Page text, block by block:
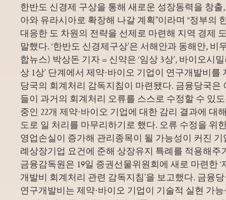
한반도 신경제 구상을 통해 새로운 성장동력을 창
아와 유라시아로 확장해 나갈 계획”이라며 “정부의
대응한 도 차원의 전략을 선제로 마련해 지역 경제
말했다. ‘한반도 신경제구상’은 서해안과 동해안, 비
합뉴스) 박상돈 기자 = 신약은 ‘임상 3상’, 바이오시
상 1상’ 단계에서 제약·바이오 기업이 연구개발비
당국의 회계처리 감독지침이 마련됐다. 금융당국은
들이 과거의 회계처리 오류를 스스로 수정할 수 있
중인 22개 제약·바이오 기업에 대한 감리 결과에 대
도로 일 처리를 마무리하기로 했다. 오류 수정을 위
영업손실이 증가해 관리종목이 될 가능성이 커진
례상장기업 요건에 준해 상장유지 특례를 적용해주
금융감독원은 19일 증권선물위원회에 새로 마련한
개발비 회계처리 관련 감독지침’을 보고했다. 금융
연구개발비는 제약·바이오 기업이 기술적 실현 가